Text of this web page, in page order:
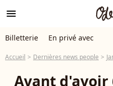
menu
Billetterie En privé avec
Accueil Dernières news people
Avant d'avoir